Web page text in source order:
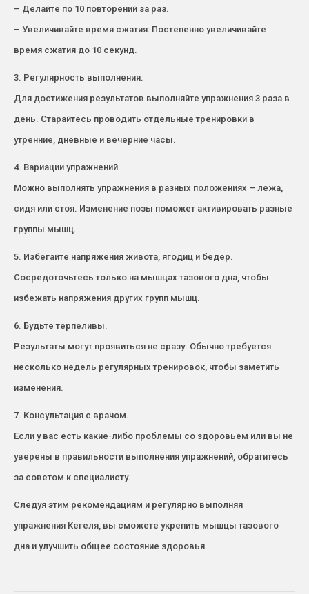
– Делайте по 10 повторений за раз.
– Увеличивайте время сжатия: Постепенно увеличивайте
время сжатия до 10 секунд.
3. Регулярность выполнения.
Для достижения результатов выполняйте упражнения 3 раза в
день. Старайтесь проводить отдельные тренировки в
утренние, дневные и вечерние часы.
4. Вариации упражнений.
Можно выполнять упражнения в разных положениях – лежа,
сидя или стоя. Изменение позы поможет активировать разные
группы мышц.
5. Избегайте напряжения живота, ягодиц и бедер.
Сосредоточьтесь только на мышцах тазового дна, чтобы
избежать напряжения других групп мышц.
6. Будьте терпеливы.
Результаты могут проявиться не сразу. Обычно требуется
несколько недель регулярных тренировок, чтобы заметить
изменения.
7. Консультация с врачом.
Если у вас есть какие-либо проблемы со здоровьем или вы не
уверены в правильности выполнения упражнений, обратитесь
за советом к специалисту.
Следуя этим рекомендациям и регулярно выполняя
упражнения Кегеля, вы сможете укрепить мышцы тазового
дна и улучшить общее состояние здоровья.